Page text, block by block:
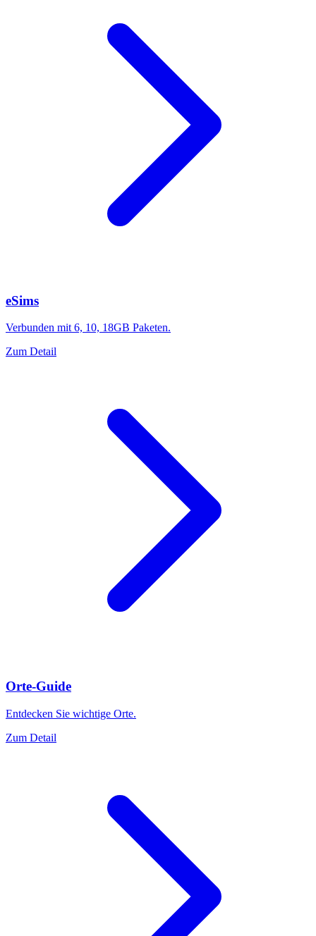
eSims
Verbunden mit 6, 10, 18GB Paketen.
Zum Detail
Orte-Guide
Entdecken Sie wichtige Orte.
Zum Detail